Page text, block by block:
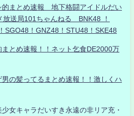
まとめ速報 地下格闘アイドルだい
送局101ちゃんねる BNK48 ！
SGO48！GNZ48！STU48！SKE48
とめ速報！！ネット乞食DE2000万
男の髪ってるまとめ速報！！激しくハ
女キャラだいすき永遠の非リア充・